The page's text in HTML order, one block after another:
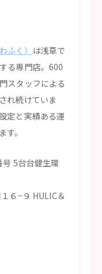
ふく） は浅草で
る専門店。600
スタッフによる
れ続けていま
定と実績ある運
。
5台台健生環
６−９ HULIC＆